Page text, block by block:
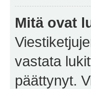
Mitä ovat
vastata
päättynyt.